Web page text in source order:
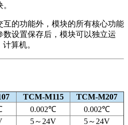
互的功能外，模块的所有核心功能
设置保存后，模块可以独立运
算机。
TCM-M115
TCM-M207
0.002℃
0.002℃
5～24V
5～24V